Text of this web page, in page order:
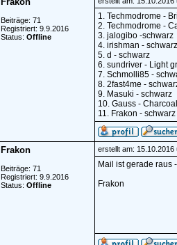
Beiträge: 71
Registriert: 9.9.2016
Status: Offline
1. Techmodrome -
2. Techmodrome -
3. jalogibo -schwarz
4. irishman - schwarz
5. d - schwarz
6. sundriver - Light
7. Schmolli85 -
8. 2fast4me -
9. Masuki - schwarz
10. Gauss -
11. Frakon - schwarz
Frakon
Beiträge: 71
Registriert: 9.9.2016
Status: Offline
erstellt am: 15.10.2016
Mail ist gerade raus
Frakon